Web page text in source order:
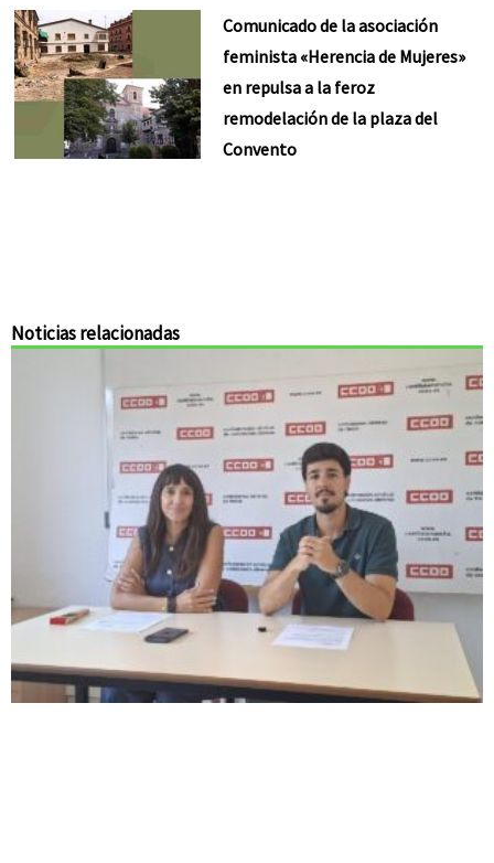
Comunicado de la asociación
feminista «Herencia de Mujeres»
en repulsa a la feroz
remodelación de la plaza del
Convento
Noticias relacionadas